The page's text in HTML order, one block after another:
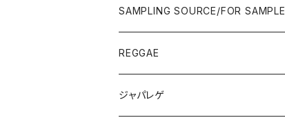
ROCK/AOR
LP
JAPANESE
OTHERS
7"/12"
JAPANESE
SAMPLING SOURCE/FOR SAMPLE
REGGAE
ジャパレゲ